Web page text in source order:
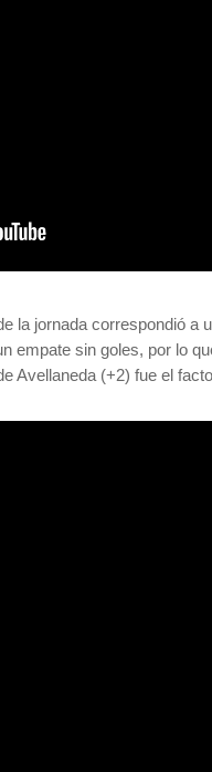
la jornada correspondió a
empate sin goles, por lo
Avellaneda (+2) fue el